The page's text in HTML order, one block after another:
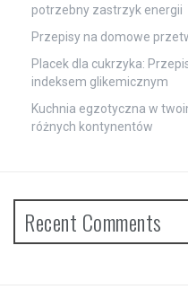
potrzebny zastrzyk energii
Przepisy na domowe
Placek dla cukrzyka:
indeksem glikemicznym
Kuchnia egzotyczna w
różnych kontynentów
Recent Comments